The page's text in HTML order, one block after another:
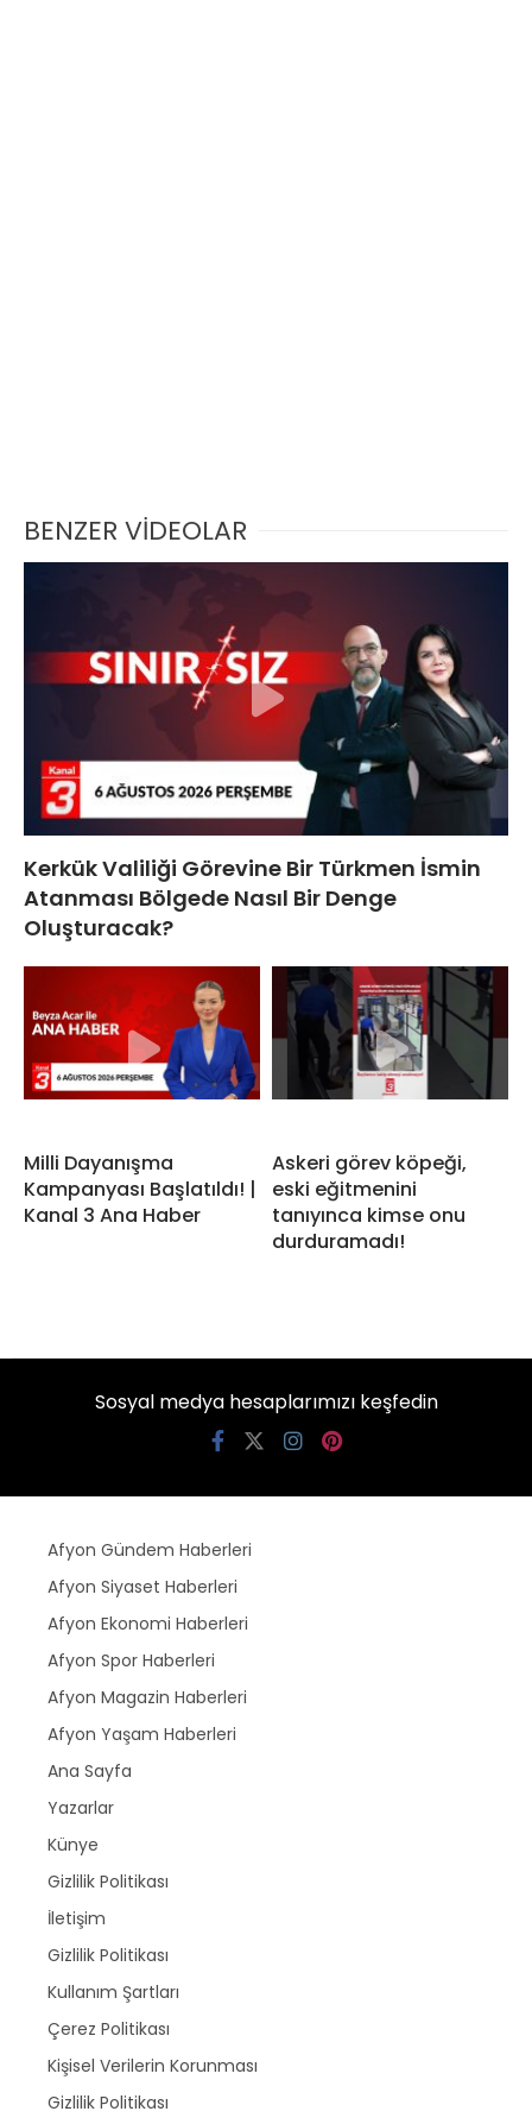
BENZER VİDEOLAR
Kerkük Valiliği Görevine Bir Türkmen İsmin
Atanması Bölgede Nasıl Bir Denge
Oluşturacak?
Milli Dayanışma
Kampanyası Başlatıldı! |
Kanal 3 Ana Haber
Askeri görev köpeği,
eski eğitmenini
tanıyınca kimse onu
durduramadı!
Sosyal medya hesaplarımızı keşfedin
Afyon Gündem Haberleri
Afyon Siyaset Haberleri
Afyon Ekonomi Haberleri
Afyon Spor Haberleri
Afyon Magazin Haberleri
Afyon Yaşam Haberleri
Ana Sayfa
Yazarlar
Künye
Gizlilik Politikası
İletişim
Gizlilik Politikası
Kullanım Şartları
Çerez Politikası
Kişisel Verilerin Korunması
Gizlilik Politikası